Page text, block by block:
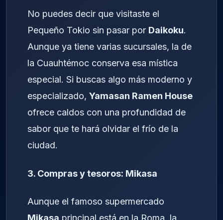
No puedes decir que visitaste el
Pequeño Tokio sin pasar por Daikoku.
Aunque ya tiene varias sucursales, la de
la Cuauhtémoc conserva esa mística
especial. Si buscas algo más moderno y
especializado, Yamasan Ramen House
ofrece caldos con una profundidad de
sabor que te hará olvidar el frío de la
ciudad.
3. Compras y tesoros: Mikasa
Aunque el famoso supermercado